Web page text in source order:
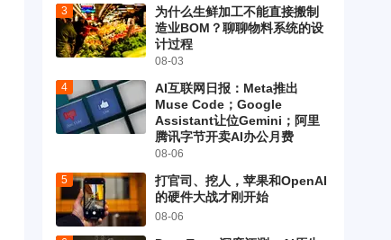
为什么生鲜加工不能直接搬制
造业BOM？聊聊物料系统的设
计过程
08-03
AI互联网日报：Meta推出
Muse Code；Google
Assistant让位Gemini；阿里
腾讯字节开卖AI办公月费
08-06
打官司、挖人，苹果和OpenAI
的硬件大战才刚开始
08-06